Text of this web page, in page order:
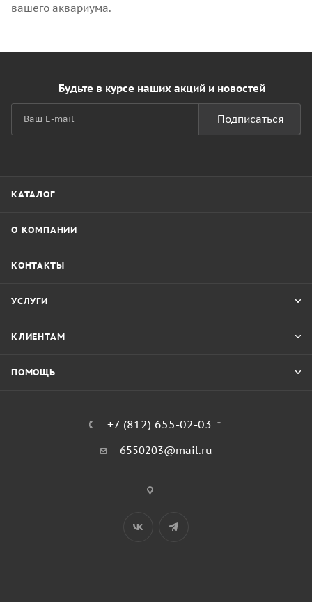
вашего аквариума.
Будьте в курсе наших акций и новостей
Подписаться
КАТАЛОГ
О КОМПАНИИ
КОНТАКТЫ
УСЛУГИ
КЛИЕНТАМ
ПОМОЩЬ
+7 (812) 655-02-03
6550203@mail.ru